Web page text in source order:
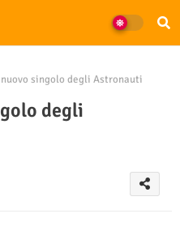
singolo degli Astronauti
degli